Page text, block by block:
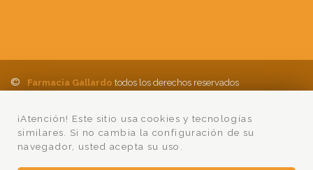
¡Atención! Este sitio usa cookies y tecnologías
similares. Si no cambia la configuración de su
navegador, usted acepta su uso.
© Farmacia Gallardo todos los derechos reservados
Condiciones Compra
Lumedia